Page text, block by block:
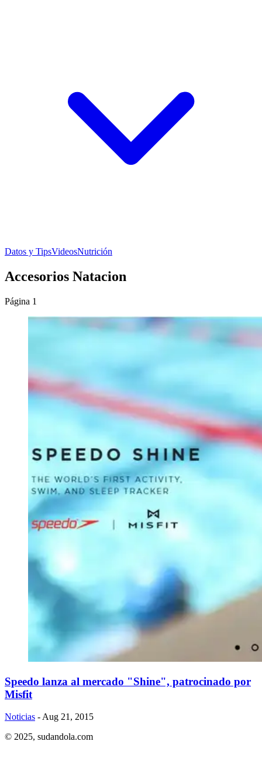
Datos y TipsVideosNutrición
Accesorios Natacion
Página 1
​Speedo lanza al mercado "Shine", patrocinado por
Misfit
Noticias - Aug 21, 2015
© 2025, sudandola.com